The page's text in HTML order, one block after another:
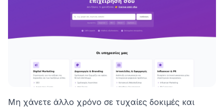
Μη χάνετε άλλο χρόνο σε τυχαίες δοκιμές και